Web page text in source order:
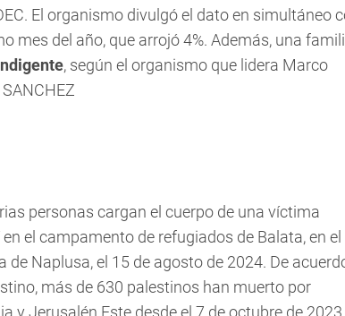
El organismo divulgó el dato en simultáneo
mes del año, que arrojó 4%. Además, una
, según el organismo que lidera Marco
personas cargan el cuerpo de una víctima
el campamento de refugiados de Balata, en el
Naplusa, el 15 de agosto de 2024. De
más de 630 palestinos han muerto por
y Jerusalén Este desde el 7 de octubre de 2023.